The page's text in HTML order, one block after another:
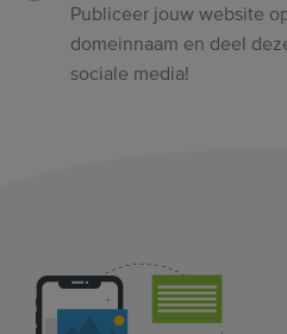
Publiceer jouw website
domeinnaam en deel
sociale media!